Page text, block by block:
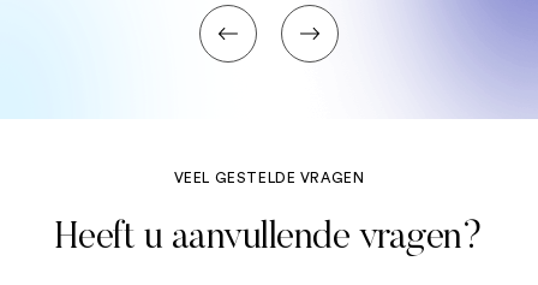
VEEL GESTELDE VRAGEN
Heeft u aanvullende vragen?